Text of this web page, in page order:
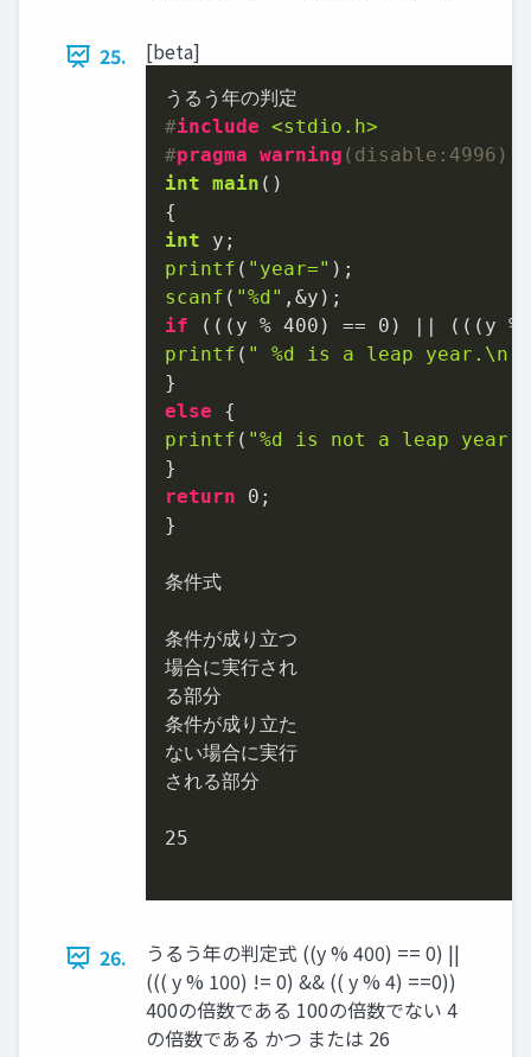
25. [beta]
#include <stdio.h>
#pragma warning (disable:4996)
int main ()
int
printf ( "year="
scanf ( "%d"
if (((y % 400 ) == 0 ) || (((y %
printf ( " %d is a leap year.\n "
else
printf ( "%d is not a leap
return
0 ;
}
条件式
条件が成り立つ
場合に実行され
る部分
条件が成り立た
ない場合に実行
される部分
25
26.
うるう年の判定式 ((y % 400) == 0) ||
((( y % 100) != 0) && (( y % 4) ==0))
400の倍数である 100の倍数でない 4
の倍数である かつ または 26